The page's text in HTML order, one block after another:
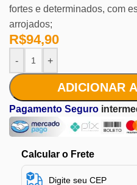
fortes e determinados, com
arrojados;
R$94,90
- +
ADICIONAR
Pagamento Seguro
Calcular o Frete